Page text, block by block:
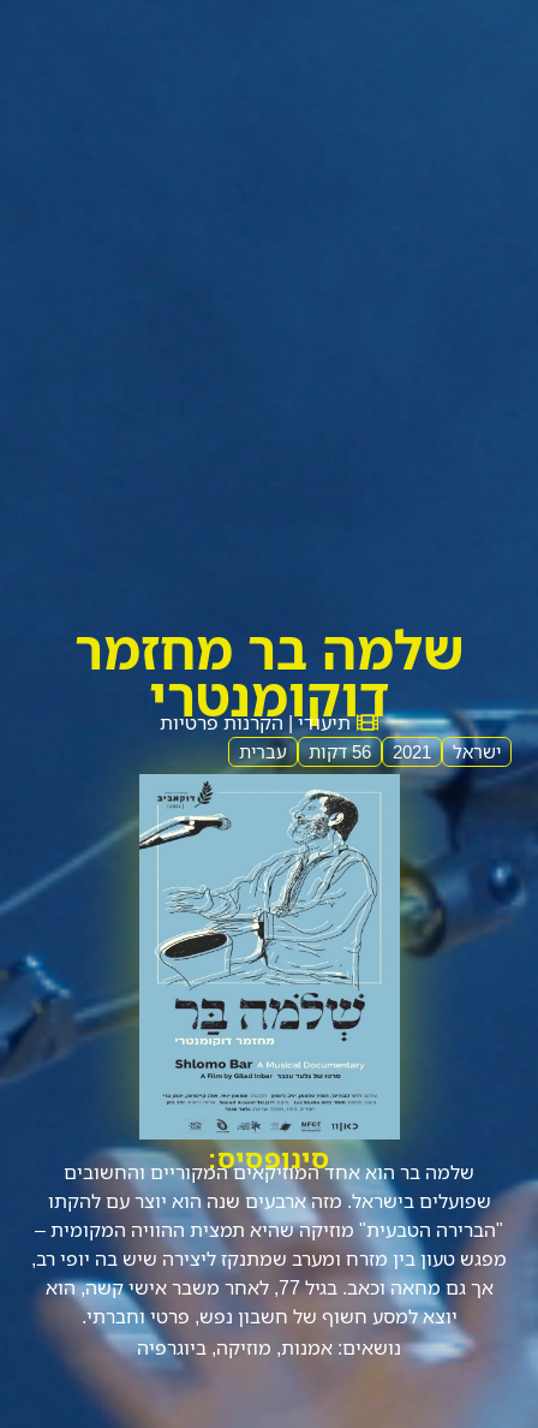
שלמה בר מחזמר
דוקומנטרי
תיעודי | הקרנות פרטיות
ישראל 2021 56 דקות עברית
סינופסיס:
שלמה בר הוא אחד המוזיקאים המקוריים והחשובים
שפועלים בישראל. מזה ארבעים שנה הוא יוצר עם להקתו
"הברירה הטבעית" מוזיקה שהיא תמצית ההוויה המקומית –
מפגש טעון בין מזרח ומערב שמתנקז ליצירה שיש בה יופי רב,
אך גם מחאה וכאב. בגיל 77, לאחר משבר אישי קשה, הוא
יוצא למסע חשוף של חשבון נפש, פרטי וחברתי.
נושאים: אמנות, מוזיקה, ביוגרפיה